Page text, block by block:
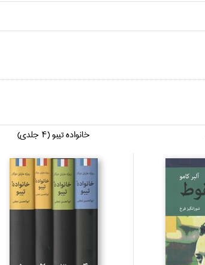
خانواده تيبو (4 جلدي)